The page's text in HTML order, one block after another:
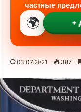
частные
🌍 +
03.07.2021 387